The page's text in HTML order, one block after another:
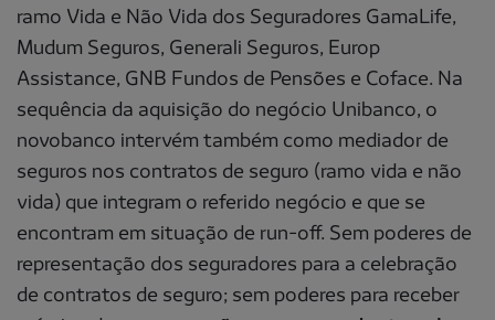
ramo Vida e Não Vida dos Seguradores GamaLife,
Mudum Seguros, Generali Seguros, Europ
Assistance, GNB Fundos de Pensões e Coface. Na
sequência da aquisição do negócio Unibanco, o
novobanco intervém também como mediador de
seguros nos contratos de seguro (ramo vida e não
vida) que integram o referido negócio e que se
encontram em situação de run-off. Sem poderes de
representação dos seguradores para a celebração
de contratos de seguro; sem poderes para receber